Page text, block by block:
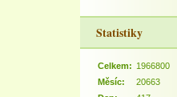
Statistiky
Celkem: 1966800
Měsíc:
20663